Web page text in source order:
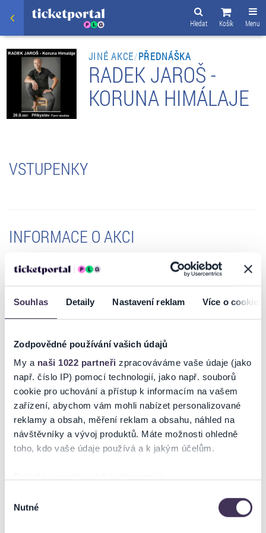
Souhlas Detaily Nastavení reklam Více o cookies
Zodpovědné používání vašich údajů
My a naši 1022 partneři zpracováváme vaše údaje (jako
např. číslo IP) pomocí technologií, jako např. souborů
cookie pro uchování a přístup k informacím na vašem
zařízení, abychom vám mohli nabízet personalizované
reklamy a obsah, měření reklam a obsahu, náhled na
návštěvníky a vývoj produktů. Máte možnosti ohledně
toho, kdo vaše údaje používá a k jakým účelům.
které mohou být přesné na několik metrů
souhlasu
Nutné
Menu
Košík
Hledat
JINÉ AKCE/PŘEDNÁŠKA
RADEK JAROŠ -
KORUNA HIMÁLAJE
VSTUPENKY
INFORMACE O AKCI
"Neuvěřitelný příhěh českého himalájského profesionálního
horolezce.
Přijdtě si poslechnout neuvěřitelný příběh nejúspěšnějšího českého
himálajského profesionální horolezce. Radek Jaroš je teprve 15.
člověkem na světě, který získal tzv. Korunu Himálaje – což je meta,
které se snaží dosáhnout snad každý profesionální horolezec…
stanout na vrcholu 14 osmitisícovek. V Radkově případě vše bez
použití dýchazího přístroje. V druhé části přednášky se dozvíte o
výpravě na Sibiř, kde leží hora, která byla pojmenována právě po
českém velikánovi – Járovi Cimrmanovi."
Ticketportal je zárukou pravosti vstupenek
originální vstupenky.
zakoupených na přeprodejních portálech. Ticketportal s